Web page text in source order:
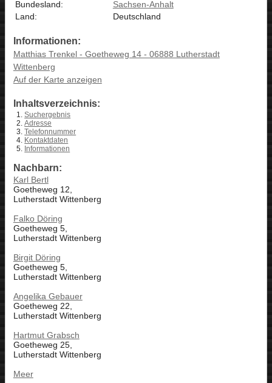
Bundesland:
Sachsen-Anhalt
Land:
Deutschland
Informationen:
Matthias Trenkel - Goetheweg 14 - 06888 Lutherstadt
Wittenberg
Auf der Karte anzeigen
Inhaltsverzeichnis:
Suchergebnis
Adresse
Telefonnummer
Kontaktdaten
Informationen
Nachbarn:
Karl Bertl
Goetheweg 12,
Lutherstadt Wittenberg
Falko Döring
Goetheweg 5,
Lutherstadt Wittenberg
Birgit Döring
Goetheweg 5,
Lutherstadt Wittenberg
Angelika Gebauer
Goetheweg 22,
Lutherstadt Wittenberg
Hartmut Grabsch
Goetheweg 25,
Lutherstadt Wittenberg
Meer